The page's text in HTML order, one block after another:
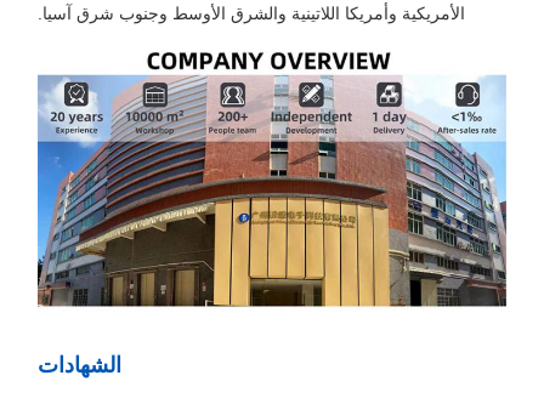
الأمريكية وأمريكا اللاتينية والشرق الأوسط وجنوب شرق آسيا.
الشهادات